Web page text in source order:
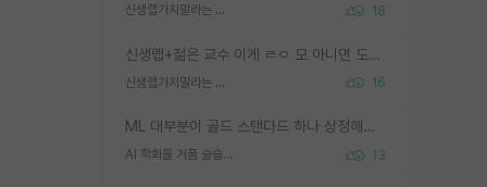
신생랩가지말라는 이유가 있었구나 18
신생랩+젊은 교수 이게 ㄹㅇ 모 아니면 도인듯.
신생랩가지말라는 이유가 있었구나 16
ML 대부분이 골드 스탠다드 하나 상정해놓고 (벤치마크 데이터셋이 여러 개면 여러 개 상정) 그거 얼마나 잘 맞추나 싸움임 가끔 번뜩이는 설계 철학을 보여주는 논문들도 있지만 대부분 그거 성적 얼마나 더 올리느라에 혈안이 되어 있는 측면이 잇음
AI 학회들 거품 슬슬 지적이 나오네요 13